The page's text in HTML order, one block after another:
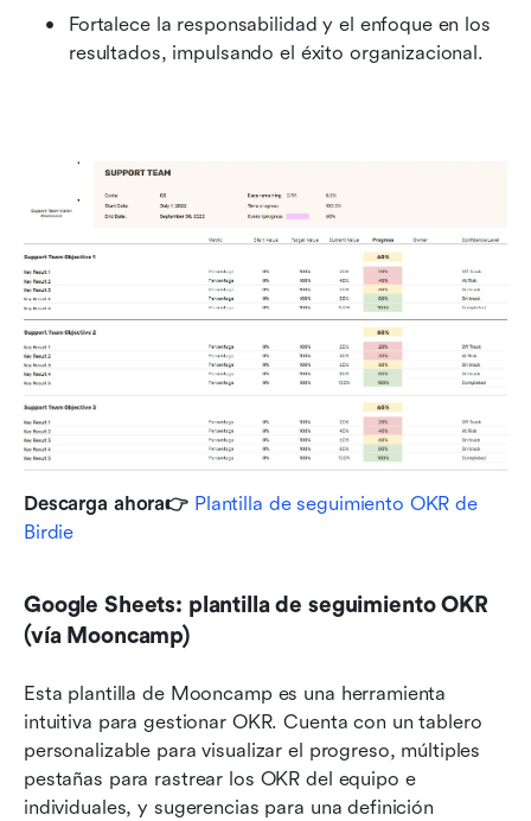
Fortalece la responsabilidad y el enfoque en los
resultados, impulsando el éxito organizacional.
Descarga ahora👉 Plantilla de seguimiento OKR de
Birdie
Google Sheets: plantilla de seguimiento OKR
(vía Mooncamp)
Esta plantilla de Mooncamp es una herramienta
intuitiva para gestionar OKR. Cuenta con un tablero
personalizable para visualizar el progreso, múltiples
pestañas para rastrear los OKR del equipo e
individuales, y sugerencias para una definición